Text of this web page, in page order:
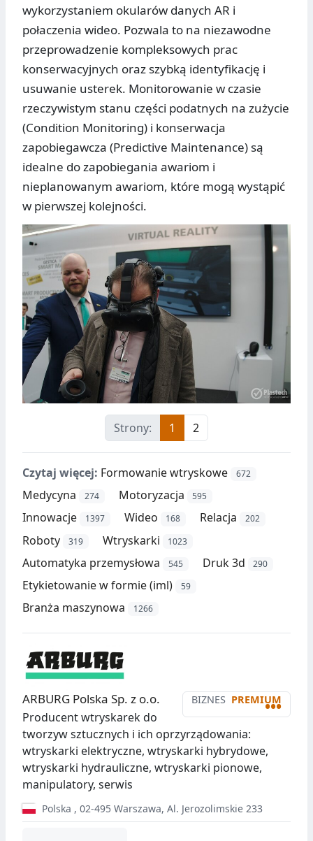
wykorzystaniem okularów danych AR i
połaczenia wideo. Pozwala to na niezawodne
przeprowadzenie kompleksowych prac
konserwacyjnych oraz szybką identyfikację i
usuwanie usterek. Monitorowanie w czasie
rzeczywistym stanu części podatnych na zużycie
(Condition Monitoring) i konserwacja
zapobiegawcza (Predictive Maintenance) są
idealne do zapobiegania awariom i
nieplanowanym awariom, które mogą wystąpić
w pierwszej kolejności.
Strony: 1 2
Czytaj więcej: Formowanie wtryskowe 672
Medycyna 274 Motoryzacja 595
Innowacje 1397 Wideo 168 Relacja 202
Roboty 319 Wtryskarki 1023
Automatyka przemysłowa 545 Druk 3d 290
Etykietowanie w formie (iml) 59
Branża maszynowa 1266
BIZNES PREMIUM
•••
ARBURG Polska Sp. z o.o.
Producent wtryskarek do
tworzyw sztucznych i ich oprzyrządowania:
wtryskarki elektryczne, wtryskarki hybrydowe,
wtryskarki hydrauliczne, wtryskarki pionowe,
manipulatory, serwis
Polska , 02-495 Warszawa, Al. Jerozolimskie 233